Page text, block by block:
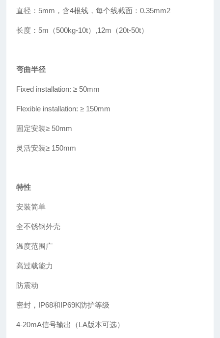
直径：5mm，含4根线，每个线截面：0.35mm2
长度：5m（500kg-10t） ,12m（20t-50t）
弯曲半径
Fixed installation: ≥ 50mm
Flexible installation: ≥ 150mm
固定安装≥ 50mm
灵活安装≥ 150mm
特性
安装简单
全不锈钢外壳
温度范围广
高过载能力
防震动
密封，IP68和IP69K防护等级
4-20mA信号输出（LA版本可选）